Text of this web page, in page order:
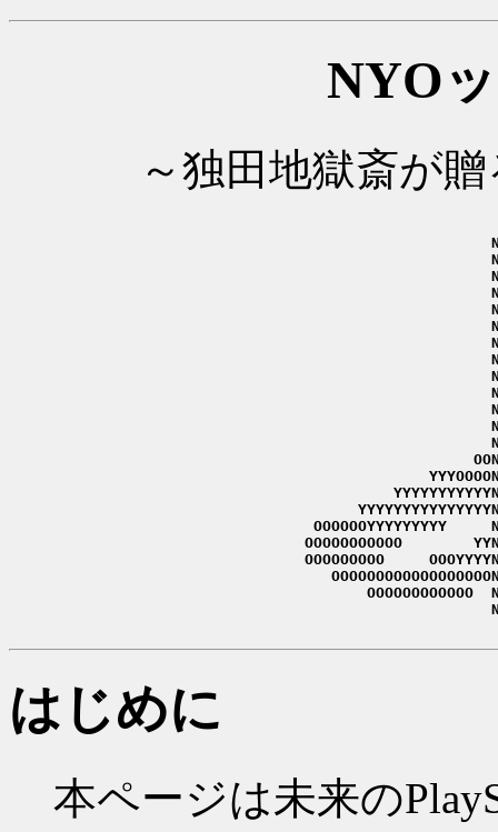
NYO
～独田地獄斎が
OOOOOOYYYYYYYYY
OOOOOOOOOOO
OOOOOOOOO
はじめに
本ページは未来の